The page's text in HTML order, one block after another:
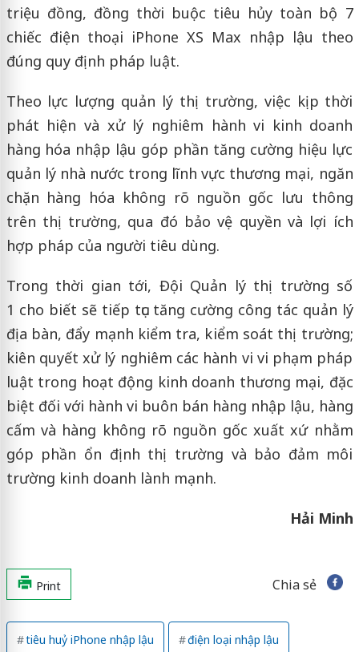
triệu đồng, đồng thời buộc tiêu hủy toàn bộ 7
chiếc điện thoại iPhone XS Max nhập lậu theo
đúng quy định pháp luật.
Theo lực lượng quản lý thị trường, việc kịp thời
phát hiện và xử lý nghiêm hành vi kinh doanh
hàng hóa nhập lậu góp phần tăng cường hiệu lực
quản lý nhà nước trong lĩnh vực thương mại, ngăn
chặn hàng hóa không rõ nguồn gốc lưu thông
trên thị trường, qua đó bảo vệ quyền và lợi ích
hợp pháp của người tiêu dùng.
Trong thời gian tới, Đội Quản lý thị trường số
1 cho biết sẽ tiếp tục tăng cường công tác quản lý
địa bàn, đẩy mạnh kiểm tra, kiểm soát thị trường;
kiên quyết xử lý nghiêm các hành vi vi phạm pháp
luật trong hoạt động kinh doanh thương mại, đặc
biệt đối với hành vi buôn bán hàng nhập lậu, hàng
cấm và hàng không rõ nguồn gốc xuất xứ nhằm
góp phần ổn định thị trường và bảo đảm môi
trường kinh doanh lành mạnh.
Hải Minh
Print Chia sẻ
tiêu huỷ iPhone nhập lậu điện loại nhập lậu